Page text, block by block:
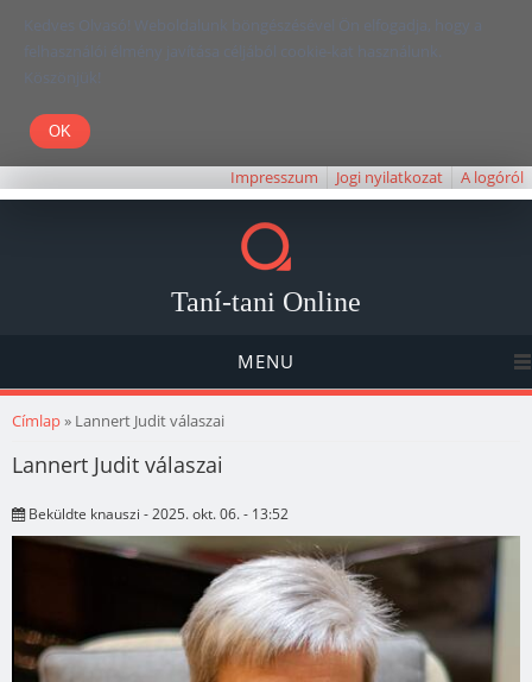
Kedves Olvasó! Weboldalunk böngészésével Ön elfogadja, hogy a
felhasználói élmény javítása céljából cookie-kat használunk.
Köszönjük!
Impresszum Jogi nyilatkozat A logóról
Taní-tani Online
MENU
Jelenlegi hely
Címlap» Lannert Judit válaszai
Lannert Judit válaszai
Beküldte knauszi - 2025. okt. 06. - 13:52